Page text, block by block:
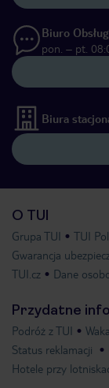
Biuro
pon. – pt.
Biura
O TUI
Grupa TUI TUI
Gwarancja
TUI.cz
Dane
Przydatne
Podróż z TUI
Status reklamacji
Hotele przy